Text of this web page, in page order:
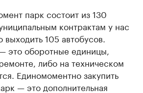
парк состоит из 130
контрактам у нас
105 автобусов.
это оборотные единицы,
либо на техническом
Единомоментно закупить
— это дополнительная